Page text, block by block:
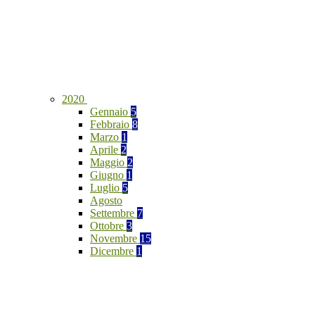
2020
Gennaio 5
Febbraio 8
Marzo 1
Aprile 2
Maggio 2
Giugno 1
Luglio 5
Agosto
Settembre 7
Ottobre 3
Novembre 15
Dicembre 1